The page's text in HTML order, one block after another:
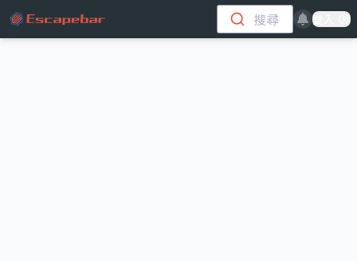
跳至主要內容
搜尋 登入